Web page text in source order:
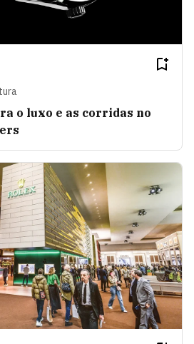
o luxo e as corridas no